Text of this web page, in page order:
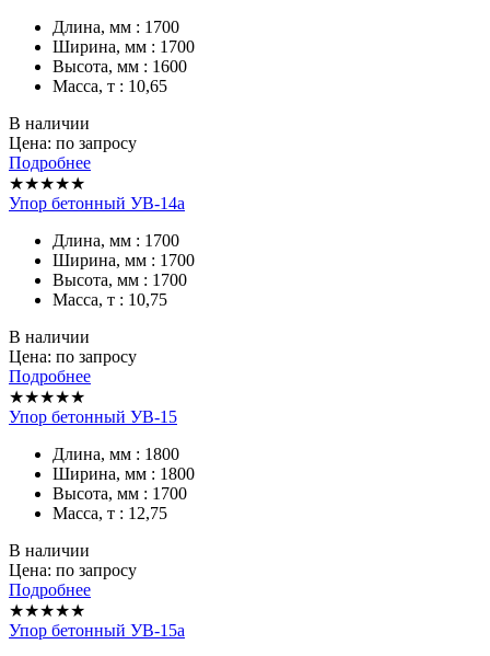
Длина, мм : 1700
Ширина, мм : 1700
Высота, мм : 1600
Масса, т : 10,65
В наличии
Цена: по запросу
Подробнее
★★★★★
Упор бетонный УВ-14а
Длина, мм : 1700
Ширина, мм : 1700
Высота, мм : 1700
Масса, т : 10,75
В наличии
Цена: по запросу
Подробнее
★★★★★
Упор бетонный УВ-15
Длина, мм : 1800
Ширина, мм : 1800
Высота, мм : 1700
Масса, т : 12,75
В наличии
Цена: по запросу
Подробнее
★★★★★
Упор бетонный УВ-15а